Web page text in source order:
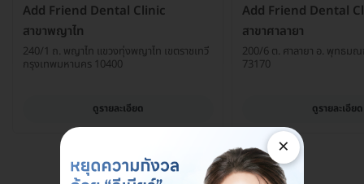
Add Friend Dental Clinic
สาขาพญาไท
240/1 ถ. พญาไท แขวงทุ่งพญาไท เขตราชเทวี
กรุงเทพมหานคร 10400
ดูรายละเอียด
Add Friend Dental
สาขาศาลายา
200/6 ต. ศาลายา อ. พุทธม
73170
ดูรายละเอียด
×